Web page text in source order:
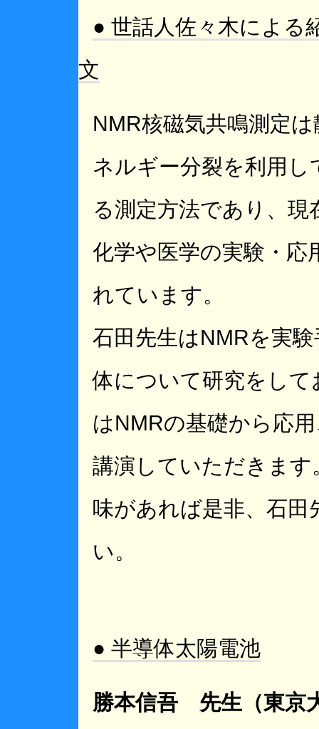
● 世話人佐々木による
文
NMR核磁気共鳴測定
ネルギー分裂を利用し
る測定方法であり、現
化学や医学の実験・応
れています。
石田先生はNMRを実
体について研究をし
はNMRの基礎から応
講演していただきま
味があれば是非、石
い。
● 半導体太陽電池
勝本信吾 先生（東